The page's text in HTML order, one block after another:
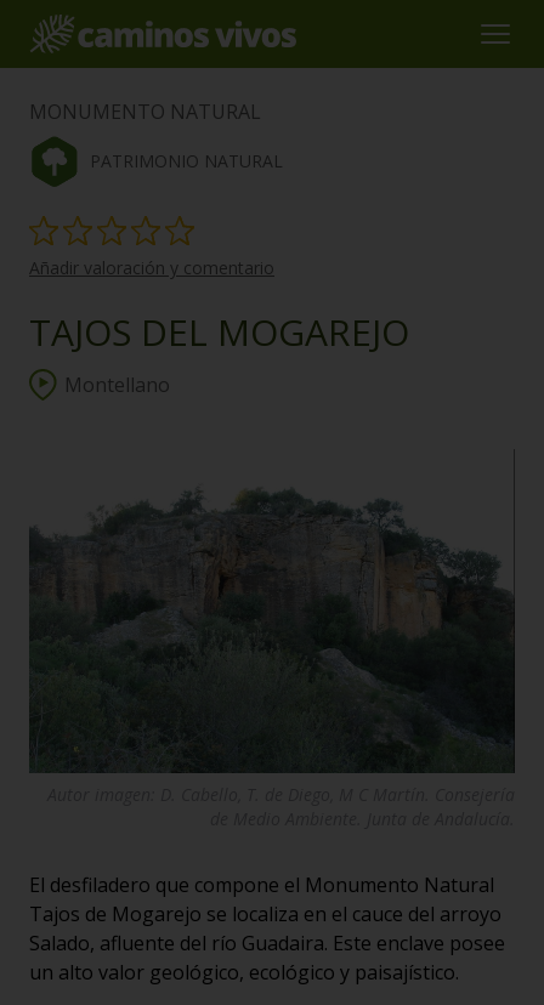
MONUMENTO NATURAL
PATRIMONIO NATURAL
Añadir valoración y comentario
TAJOS DEL MOGAREJO
Montellano
El desfiladero que compone el Monumento Natural
Tajos de Mogarejo se localiza en el cauce del arroyo
Salado, afluente del río Guadaira. Este enclave posee
un alto valor geológico, ecológico y paisajístico.